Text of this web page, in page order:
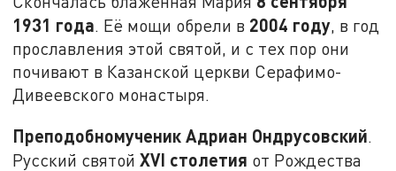
1931 года. Её мощи обрели в 2004 году, в год
прославления этой святой, и с тех пор они
почивают в Казанской церкви Серафимо-
Дивеевского монастыря.
Преподобномученик Адриан Ондрусовский.
Русский святойXVI столетия от Рождества